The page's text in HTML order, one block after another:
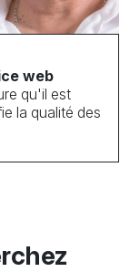
web
qu'il est
la qualité des